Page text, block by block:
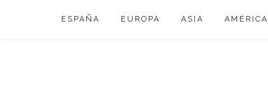
ESPAÑA EUROPA ASIA AMÉRICA